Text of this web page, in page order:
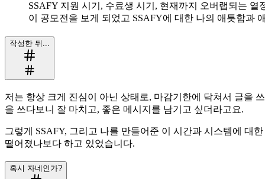
SSAFY 지원 시기, 수료생 시기, 현재까지 오버랩되는 열
이 공모전을 보게 되었고 SSAFY에 대한 나의 애틋함과
작성한 뒤...
저는 항상 크게 진심이 아닌 상태로, 마감기한에 닥쳐서 글을
을 쓰다보니 잘 마치고, 좋은 메시지를 남기고 싶더라고요.
그렇게 SSAFY, 그리고 나를 만들어준 이 시간과 시스템에 대
떨어졌나보다 하고 있었습니다.
혹시 자네인가?